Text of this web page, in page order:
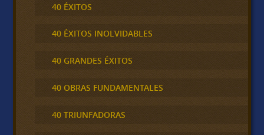
40 ÉXITOS
40 ÉXITOS INOLVIDABLES
40 GRANDES ÉXITOS
40 OBRAS FUNDAMENTALES
40 TRIUNFADORAS